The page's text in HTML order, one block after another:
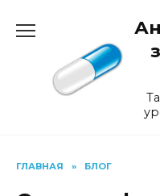
ГЛАВНАЯ » БЛОГ